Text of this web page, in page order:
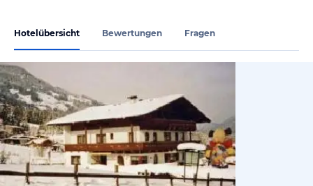
Hotelübersicht Bewertungen Fragen